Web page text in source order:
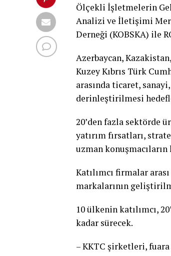
Ölçekli İşletmelerin
Analizi ve İletişimi
Derneği (KOBSKA) ile
Azerbaycan,
Kuzey Kıbrıs Türk
arasında ticaret,
derinleştirilmesi
20’den fazla sektörde
yatırım fırsatları,
uzman konuşmacıların
Katılımcı firmalar
markalarının
10 ülkenin katılımcı,
kadar sürecek.
– KKTC şirketleri, fuara